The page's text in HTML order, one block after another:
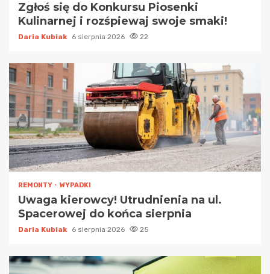
Zgłoś się do Konkursu Piosenki
Kulinarnej i rozśpiewaj swoje smaki!
Daria Kubiak 6 sierpnia 2026 22
REMONTY WYPADKI
Uwaga kierowcy! Utrudnienia na ul.
Spacerowej do końca sierpnia
Daria Kubiak 6 sierpnia 2026 25